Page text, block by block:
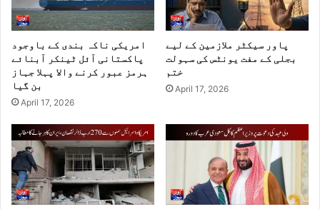
امریکی ناکہ بندی کے باوجود
پاکستانی آئل ٹینکر آبنائے
ہرمز عبور کرنے والا پہلا جہاز
بن گیا
April 17, 2026
پاور سیکٹر ملازمین کے لیے
بجلی کے مفت یونٹس کی سہولت
ختم
April 17, 2026